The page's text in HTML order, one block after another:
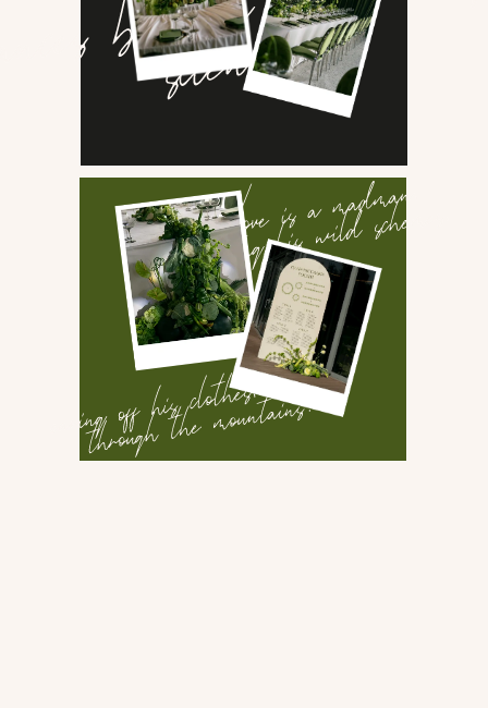
WELCOME
собрать снимки близких: их тут же вклеивали
в альбом с подписями.
В выездном баре были милые детали: фото
любимой собаки на трубочках и коктейли
с шуточными названиями из фраз пары.